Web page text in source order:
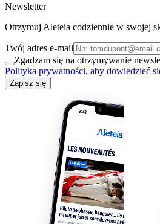
Newsletter
Otrzymuj Aleteia codziennie w swojej
Twój adres e-mail
Zgadzam się na otrzymywanie
Polityka prywatności, aby dowiedzieć
Zapisz się